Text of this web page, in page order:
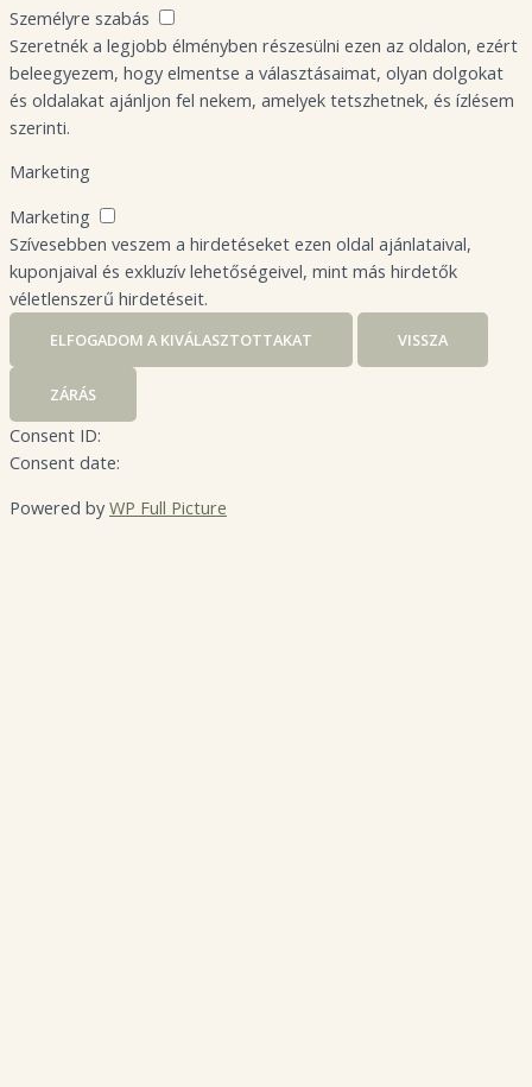
Személyre szabás
Szeretnék a legjobb élményben részesülni ezen az oldalon, ezért
beleegyezem, hogy elmentse a választásaimat, olyan dolgokat
és oldalakat ajánljon fel nekem, amelyek tetszhetnek, és ízlésem
szerinti.
Marketing
Marketing
Szívesebben veszem a hirdetéseket ezen oldal ajánlataival,
kuponjaival és exkluzív lehetőségeivel, mint más hirdetők
véletlenszerű hirdetéseit.
ELFOGADOM A KIVÁLASZTOTTAKAT VISSZA
ZÁRÁS
Consent ID:
Consent date:
Powered by WP Full Picture